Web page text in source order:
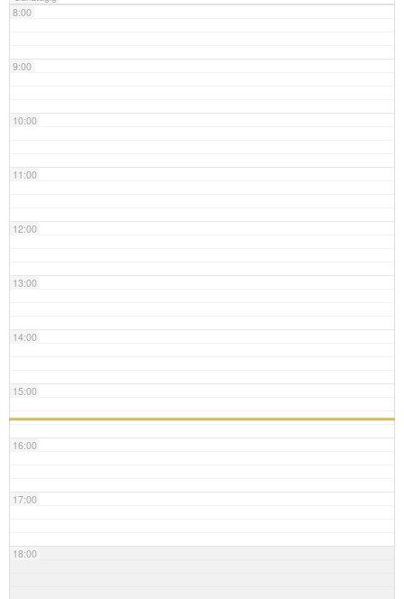
8:00
9:00
10:00
11:00
12:00
13:00
14:00
15:00
16:00
17:00
18:00